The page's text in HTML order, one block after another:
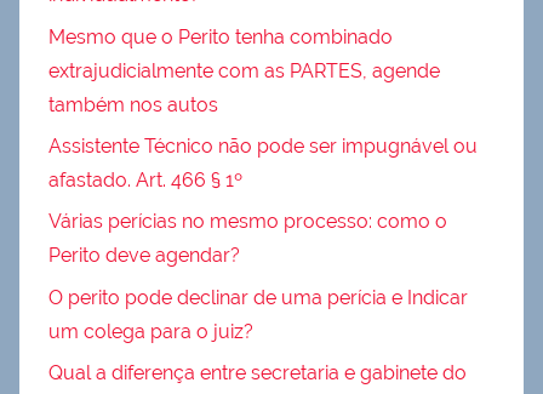
Mesmo que o Perito tenha combinado
extrajudicialmente com as PARTES, agende
também nos autos
Assistente Técnico não pode ser impugnável ou
afastado. Art. 466 § 1º
Várias perícias no mesmo processo: como o
Perito deve agendar?
O perito pode declinar de uma perícia e Indicar
um colega para o juiz?
Qual a diferença entre secretaria e gabinete do